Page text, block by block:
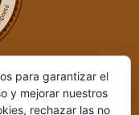
para garantizar el
y mejorar nuestros
rechazar las no